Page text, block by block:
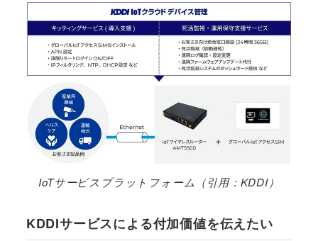
IoTサービスプラットフォーム（引用：KDDI）
KDDIサービスによる付加価値を伝えたい